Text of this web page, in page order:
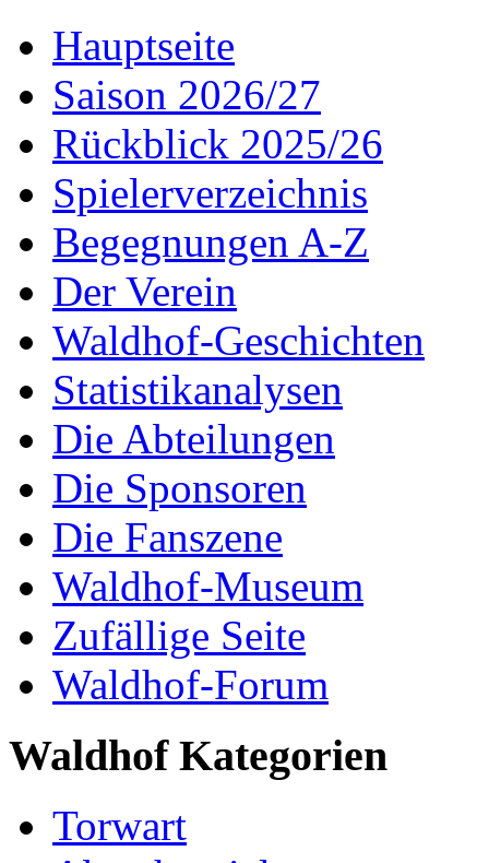
Hauptseite
Saison 2026/27
Rückblick 2025/26
Spielerverzeichnis
Begegnungen A-Z
Der Verein
Waldhof-Geschichten
Statistikanalysen
Die Abteilungen
Die Sponsoren
Die Fanszene
Waldhof-Museum
Zufällige Seite
Waldhof-Forum
Waldhof Kategorien
Torwart